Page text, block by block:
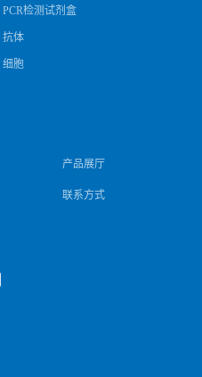
PCR检测试剂盒
抗体
细胞
产品展厅
联系方式